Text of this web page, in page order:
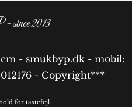
since 2013
- smukbyp.dk - mobil:
- Copyright***
for tastefejl.